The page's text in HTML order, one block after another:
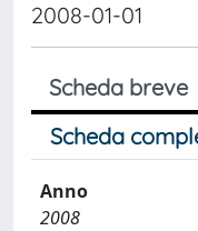
2008-01-01
Scheda breve
Scheda
Anno
2008